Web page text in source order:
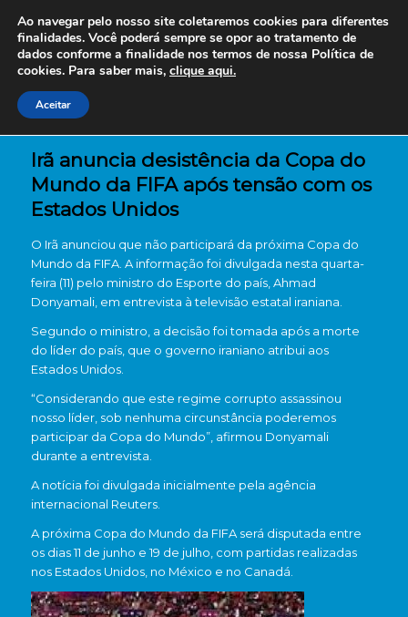
Irã anuncia desistência da Copa do
Mundo da FIFA após tensão com os
Estados Unidos
O Irã anunciou que não participará da próxima Copa do
Mundo da FIFA. A informação foi divulgada nesta quarta-
feira (11) pelo ministro do Esporte do país, Ahmad
Donyamali, em entrevista à televisão estatal iraniana.
Segundo o ministro, a decisão foi tomada após a morte
do líder do país, que o governo iraniano atribui aos
Estados Unidos.
“Considerando que este regime corrupto assassinou
nosso líder, sob nenhuma circunstância poderemos
participar da Copa do Mundo”, afirmou Donyamali
durante a entrevista.
A notícia foi divulgada inicialmente pela agência
internacional Reuters.
A próxima Copa do Mundo da FIFA será disputada entre
os dias 11 de junho e 19 de julho, com partidas realizadas
nos Estados Unidos, no México e no Canadá.
Ao navegar pelo nosso site coletaremos cookies para diferentes
finalidades. Você poderá sempre se opor ao tratamento de
dados conforme a finalidade nos termos de nossa Política de
cookies. Para saber mais, clique aqui.
Aceitar